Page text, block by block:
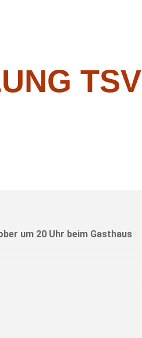
TSV
um 20 Uhr beim Gasthaus